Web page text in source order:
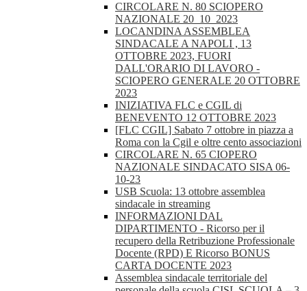
CIRCOLARE N. 80 SCIOPERO
NAZIONALE 20_10_2023
LOCANDINA ASSEMBLEA
SINDACALE A NAPOLI , 13
OTTOBRE 2023, FUORI
DALL'ORARIO DI LAVORO -
SCIOPERO GENERALE 20 OTTOBRE
2023
INIZIATIVA FLC e CGIL di
BENEVENTO 12 OTTOBRE 2023
[FLC CGIL] Sabato 7 ottobre in piazza a
Roma con la Cgil e oltre cento associazioni
CIRCOLARE N. 65 CIOPERO
NAZIONALE SINDACATO SISA 06-
10-23
USB Scuola: 13 ottobre assemblea
sindacale in streaming
INFORMAZIONI DAL
DIPARTIMENTO - Ricorso per il
recupero della Retribuzione Professionale
Docente (RPD) E Ricorso BONUS
CARTA DOCENTE 2023
Assemblea sindacale territoriale del